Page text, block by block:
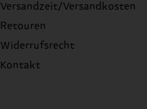
Versandzeit/Versandkosten
Retouren
Widerrufsrecht
Kontakt